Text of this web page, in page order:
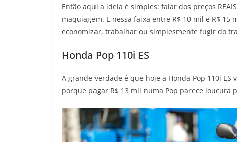
s
p
p
g
a
m
b
o
k
t
L
k
Então aqui a ideia é simples: falar dos preços
maquiagem. E nessa faixa entre R$ 10 mil e R$
economizar, trabalhar ou simplesmente fugir do
Honda Pop 110i ES
A grande verdade é que hoje a Honda Pop 110i
porque pagar R$ 13 mil numa Pop parece loucura